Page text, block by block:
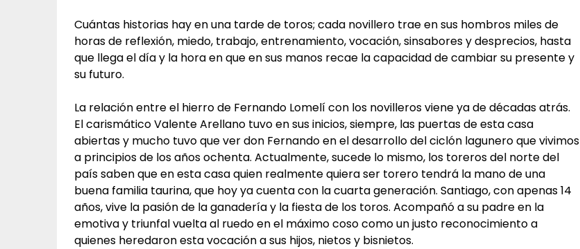
Cuántas historias hay en una tarde de toros; cada novillero trae en sus hombros miles de
horas de reflexión, miedo, trabajo, entrenamiento, vocación, sinsabores y desprecios, hasta
que llega el día y la hora en que en sus manos recae la capacidad de cambiar su presente y
su futuro.
La relación entre el hierro de Fernando Lomelí con los novilleros viene ya de décadas atrás.
El carismático Valente Arellano tuvo en sus inicios, siempre, las puertas de esta casa
abiertas y mucho tuvo que ver don Fernando en el desarrollo del ciclón lagunero que vivimos
a principios de los años ochenta. Actualmente, sucede lo mismo, los toreros del norte del
país saben que en esta casa quien realmente quiera ser torero tendrá la mano de una
buena familia taurina, que hoy ya cuenta con la cuarta generación. Santiago, con apenas 14
años, vive la pasión de la ganadería y la fiesta de los toros. Acompañó a su padre en la
emotiva y triunfal vuelta al ruedo en el máximo coso como un justo reconocimiento a
quienes heredaron esta vocación a sus hijos, nietos y bisnietos.